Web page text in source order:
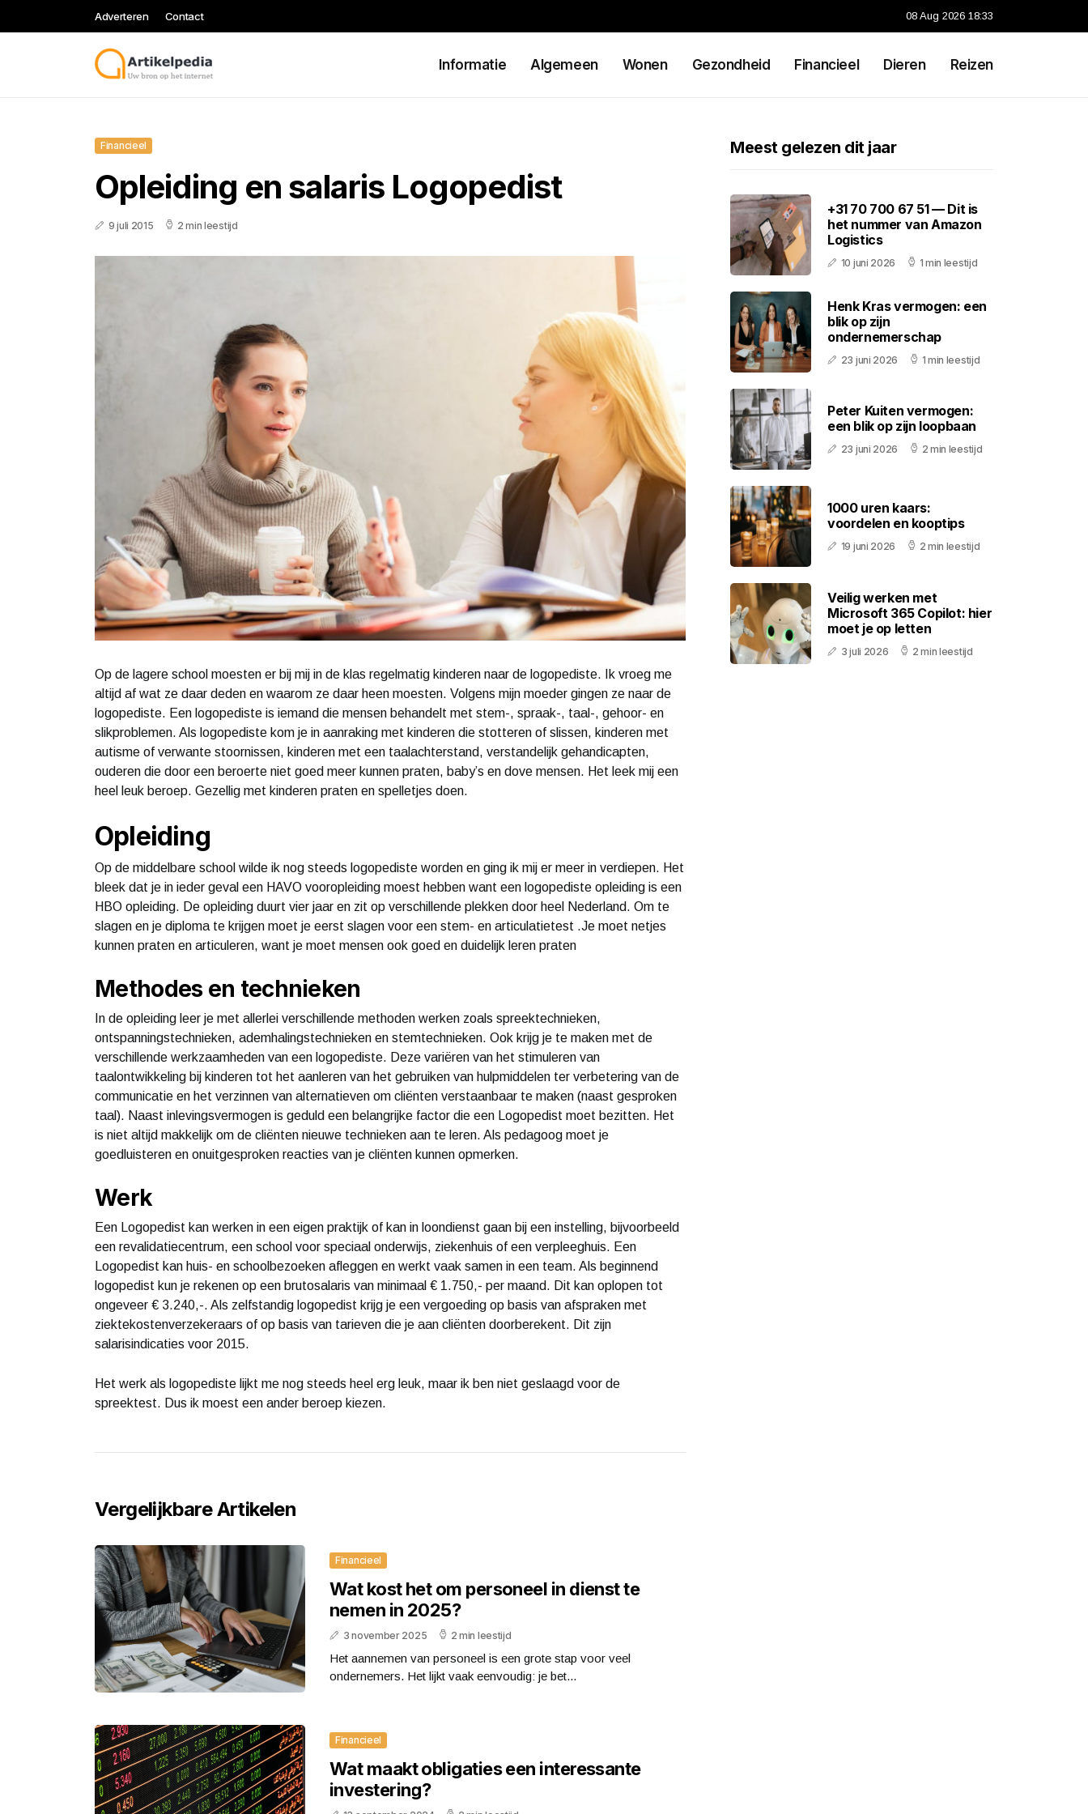
Adverteren Contact 08 Aug 2026 18:33
Informatie Algemeen Wonen Gezondheid Financieel Dieren Reizen
Financieel
Opleiding en salaris Logopedist
9 juli 2015 2 min leestijd
Op de lagere school moesten er bij mij in de klas regelmatig kinderen naar de logopediste. Ik vroeg me
altijd af wat ze daar deden en waarom ze daar heen moesten. Volgens mijn moeder gingen ze naar de
logopediste. Een logopediste is iemand die mensen behandelt met stem-, spraak-, taal-, gehoor- en
slikproblemen. Als logopediste kom je in aanraking met kinderen die stotteren of slissen, kinderen met
autisme of verwante stoornissen, kinderen met een taalachterstand, verstandelijk gehandicapten,
ouderen die door een beroerte niet goed meer kunnen praten, baby’s en dove mensen. Het leek mij een
heel leuk beroep. Gezellig met kinderen praten en spelletjes doen.
Opleiding
Op de middelbare school wilde ik nog steeds logopediste worden en ging ik mij er meer in verdiepen. Het
bleek dat je in ieder geval een HAVO vooropleiding moest hebben want een logopediste opleiding is een
HBO opleiding. De opleiding duurt vier jaar en zit op verschillende plekken door heel Nederland. Om te
slagen en je diploma te krijgen moet je eerst slagen voor een stem- en articulatietest .Je moet netjes
kunnen praten en articuleren, want je moet mensen ook goed en duidelijk leren praten
Methodes en technieken
In de opleiding leer je met allerlei verschillende methoden werken zoals spreektechnieken,
ontspanningstechnieken, ademhalingstechnieken en stemtechnieken. Ook krijg je te maken met de
verschillende werkzaamheden van een logopediste. Deze variëren van het stimuleren van
taalontwikkeling bij kinderen tot het aanleren van het gebruiken van hulpmiddelen ter verbetering van de
communicatie en het verzinnen van alternatieven om cliënten verstaanbaar te maken (naast gesproken
taal). Naast inlevingsvermogen is geduld een belangrijke factor die een Logopedist moet bezitten. Het
is niet altijd makkelijk om de cliënten nieuwe technieken aan te leren. Als pedagoog moet je
goedluisteren en onuitgesproken reacties van je cliënten kunnen opmerken.
Werk
Een Logopedist kan werken in een eigen praktijk of kan in loondienst gaan bij een instelling, bijvoorbeeld
een revalidatiecentrum, een school voor speciaal onderwijs, ziekenhuis of een verpleeghuis. Een
Logopedist kan huis- en schoolbezoeken afleggen en werkt vaak samen in een team. Als beginnend
logopedist kun je rekenen op een brutosalaris van minimaal € 1.750,- per maand. Dit kan oplopen tot
ongeveer € 3.240,-. Als zelfstandig logopedist krijg je een vergoeding op basis van afspraken met
ziektekostenverzekeraars of op basis van tarieven die je aan cliënten doorberekent. Dit zijn
salarisindicaties voor 2015.
Het werk als logopediste lijkt me nog steeds heel erg leuk, maar ik ben niet geslaagd voor de
spreektest. Dus ik moest een ander beroep kiezen.
Vergelijkbare Artikelen
Financieel
Wat kost het om personeel in dienst te
nemen in 2025?
3 november 2025 2 min leestijd
Het aannemen van personeel is een grote stap voor veel
ondernemers. Het lijkt vaak eenvoudig: je bet...
Financieel
Wat maakt obligaties een interessante
investering?
Meest gelezen dit jaar
+31 70 700 67 51 — Dit is
het nummer van Amazon
Logistics
10 juni 2026 1 min leestijd
Henk Kras vermogen: een
blik op zijn
ondernemerschap
23 juni 2026 1 min leestijd
Peter Kuiten vermogen:
een blik op zijn loopbaan
23 juni 2026 2 min leestijd
1000 uren kaars:
voordelen en kooptips
19 juni 2026 2 min leestijd
Veilig werken met
Microsoft 365 Copilot: hier
moet je op letten
3 juli 2026 2 min leestijd